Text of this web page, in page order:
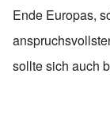
Ende Europas,
sollte sich auch